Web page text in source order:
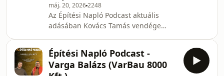
máj. 20, 20262248
Az Építési Napló Podcast aktuális
adásában Kovács Tamás vendége
energiahatékonyságról,
épületenergetikáról, Kádár-kockák
korszerűsítéséről és a mai energetikai
Építési Napló Podcast -
Varga Balázs (VarBau 8000